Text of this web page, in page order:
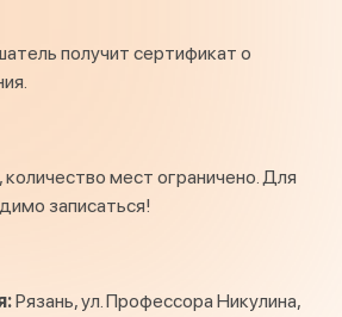
получит сертификат о
мест ограничено. Для
записаться!
Рязань, ул. Профессора Никулина,